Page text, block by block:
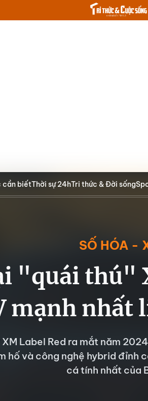
cần biếtThời sự 24hTri thức & Đời sống
SỐ HÓA -
"quái thú"
mạnh nhất
XM Label Red ra mắt năm
hố và công nghệ hybrid đỉnh
cá tính nhất của